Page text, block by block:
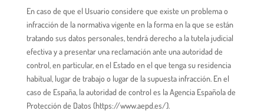
En caso de que el Usuario considere que existe un problema o
infracción de la normativa vigente en la forma en la que se están
tratando sus datos personales, tendrá derecho a la tutela judicial
efectiva y a presentar una reclamación ante una autoridad de
control, en particular, en el Estado en el que tenga su residencia
habitual, lugar de trabajo o lugar de la supuesta infracción. En el
caso de España, la autoridad de control es la Agencia Española de
Protección de Datos (https://www.aepd.es/).